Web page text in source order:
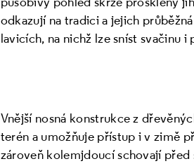
odkazují na tradici a jejich
lavicích, na nichž lze sníst svačinu i
Vnější nosná konstrukce z
terén a umožňuje přístup i v zimě
zároveň kolemjdoucí schovají před